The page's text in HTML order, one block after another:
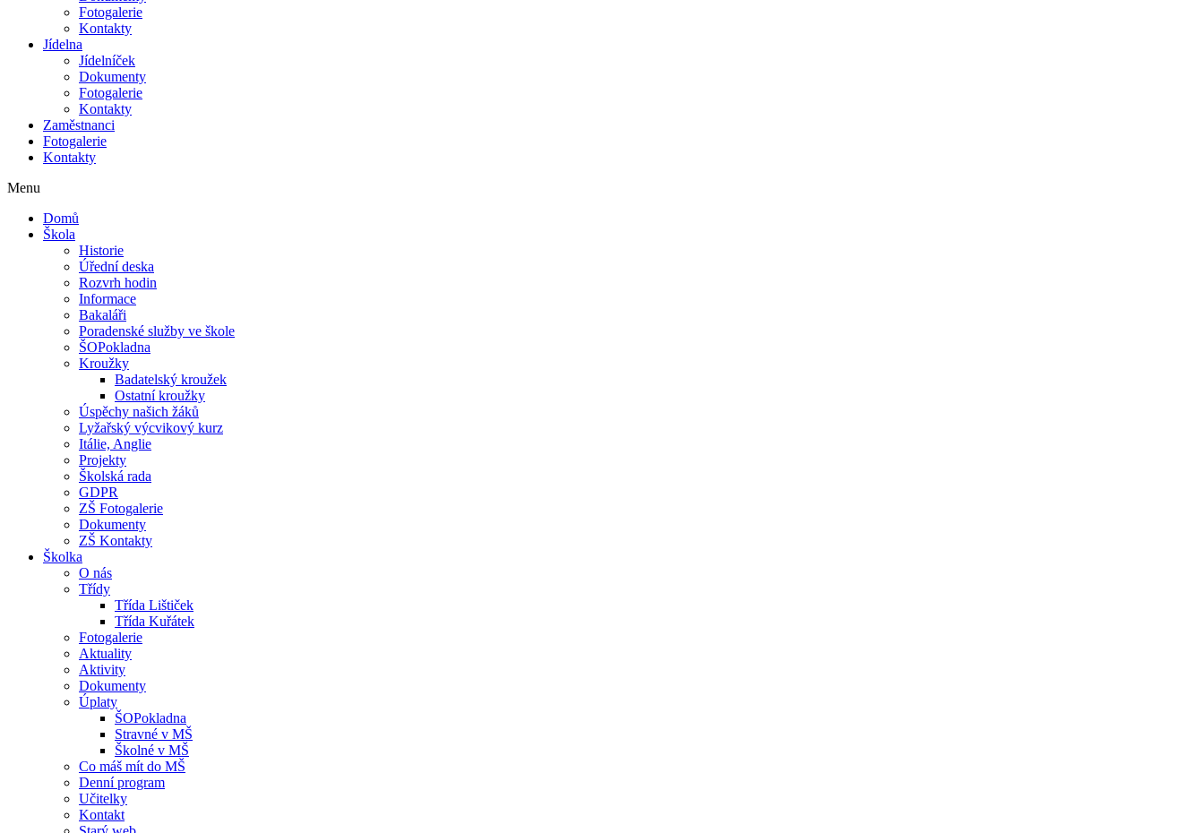
Fotogalerie
Kontakty
Jídelna
Jídelníček
Dokumenty
Fotogalerie
Kontakty
Zaměstnanci
Fotogalerie
Kontakty
Menu
Domů
Škola
Historie
Úřední deska
Rozvrh hodin
Informace
Bakaláři
Poradenské služby ve škole
ŠOPokladna
Kroužky
Badatelský kroužek
Ostatní kroužky
Úspěchy našich žáků
Lyžařský výcvikový kurz
Itálie, Anglie
Projekty
Školská rada
GDPR
ZŠ Fotogalerie
Dokumenty
ZŠ Kontakty
Školka
O nás
Třídy
Třída Lištiček
Třída Kuřátek
Fotogalerie
Aktuality
Aktivity
Dokumenty
Úplaty
ŠOPokladna
Stravné v MŠ
Školné v MŠ
Co máš mít do MŠ
Denní program
Učitelky
Kontakt